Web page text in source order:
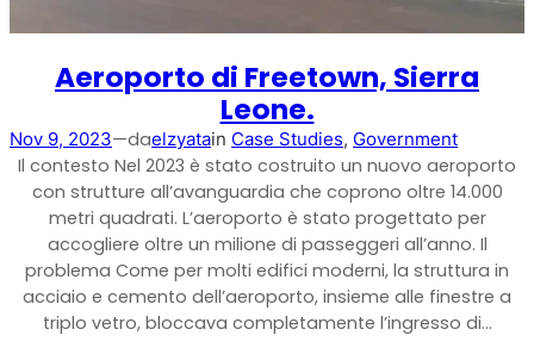
Shark
Analizzatore professionale di segnale
Aeroporto di Freetown, Sierra
Leone.
Nov 9, 2023—daelzyatain Case Studies, Government
Il contesto Nel 2023 è stato costruito un nuovo aeroporto
con strutture all’avanguardia che coprono oltre 14.000
metri quadrati. L’aeroporto è stato progettato per
accogliere oltre un milione di passeggeri all’anno. Il
problema Come per molti edifici moderni, la struttura in
acciaio e cemento dell’aeroporto, insieme alle finestre a
triplo vetro, bloccava completamente l’ingresso di…